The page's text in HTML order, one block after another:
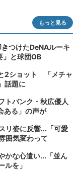
もっと見る
つけたDeNAルーキ
と球団OB
2ショット 「メチャ
話題に
トバンク・秋広優人
ある」の声が
リ姿に反響...「可愛
囲気変わって
かな心遣い...「並ん
ルを」